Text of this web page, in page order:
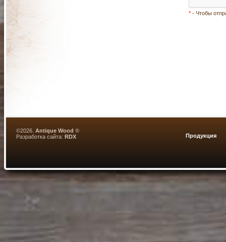
* - Чтобы
©2026. Antique Wood ®
Разработка сайта: RDX Продукция